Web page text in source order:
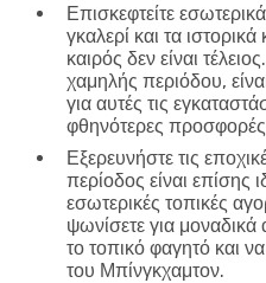
Επισκεφτείτε
γκαλερί και τα ιστορικά
καιρός δεν είναι
χαμηλής περιόδου,
για αυτές τις
φθηνότερες
Εξερευνήστε τις
περίοδος είναι επίσης
εσωτερικές τοπικές
ψωνίσετε για μοναδικά
το τοπικό φαγητό και
του Μπίνγκχαμτον.